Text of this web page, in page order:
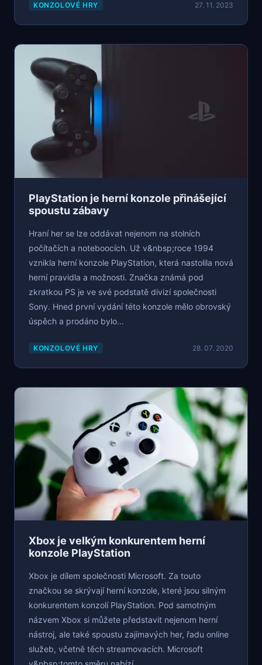
KONZOLOVÉ HRY 27. 11. 2023
PlayStation je herní konzole přinášející
spoustu zábavy
Hraní her se lze oddávat nejenom na stolních
počítačích a noteboocích. Už v&nbsp;roce 1994
vznikla herní konzole PlayStation, která nastolila nová
herní pravidla a možnosti. Značka známá pod
zkratkou PS je ve své podstatě divizí společnosti
Sony. Hned první vydání této konzole mělo obrovský
úspěch a prodáno bylo...
KONZOLOVÉ HRY 28. 07. 2020
Xbox je velkým konkurentem herní
konzole PlayStation
Xbox je dílem společnosti Microsoft. Za touto
značkou se skrývají herní konzole, které jsou silným
konkurentem konzolí PlayStation. Pod samotným
názvem Xbox si můžete představit nejenom herní
nástroj, ale také spoustu zajímavých her, řadu online
služeb, včetně těch streamovacích. Microsoft